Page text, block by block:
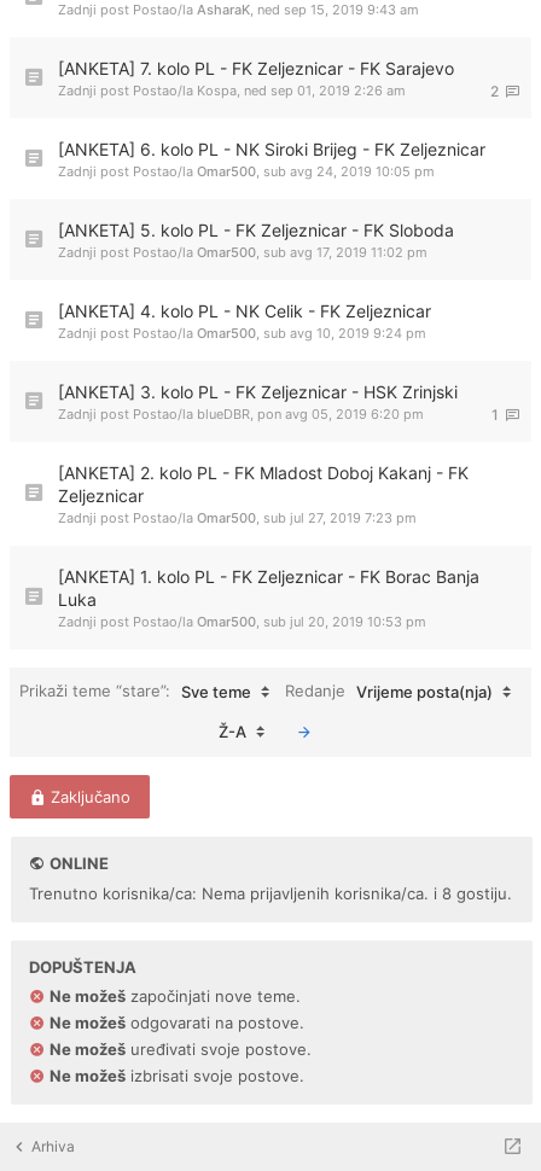
Zadnji post Postao/la AsharaK, ned sep 15, 2019 9:43 am
[ANKETA] 7. kolo PL - FK Zeljeznicar - FK Sarajevo
2
Zadnji post Postao/la Kospa, ned sep 01, 2019 2:26 am
[ANKETA] 6. kolo PL - NK Siroki Brijeg - FK Zeljeznicar
Zadnji post Postao/la Omar500, sub avg 24, 2019 10:05 pm
[ANKETA] 5. kolo PL - FK Zeljeznicar - FK Sloboda
Zadnji post Postao/la Omar500, sub avg 17, 2019 11:02 pm
[ANKETA] 4. kolo PL - NK Celik - FK Zeljeznicar
Zadnji post Postao/la Omar500, sub avg 10, 2019 9:24 pm
[ANKETA] 3. kolo PL - FK Zeljeznicar - HSK Zrinjski
1
Zadnji post Postao/la blueDBR, pon avg 05, 2019 6:20 pm
[ANKETA] 2. kolo PL - FK Mladost Doboj Kakanj - FK
Zeljeznicar
Zadnji post Postao/la Omar500, sub jul 27, 2019 7:23 pm
[ANKETA] 1. kolo PL - FK Zeljeznicar - FK Borac Banja
Luka
Zadnji post Postao/la Omar500, sub jul 20, 2019 10:53 pm
Prikaži teme “stare”: Sve teme Redanje Vrijeme posta(nja)
Ž-A
Zaključano
ONLINE
Trenutno korisnika/ca: Nema prijavljenih korisnika/ca. i 8 gostiju.
DOPUŠTENJA
Ne možeš započinjati nove teme.
Ne možeš odgovarati na postove.
Ne možeš uređivati svoje postove.
Ne možeš izbrisati svoje postove.
Arhiva